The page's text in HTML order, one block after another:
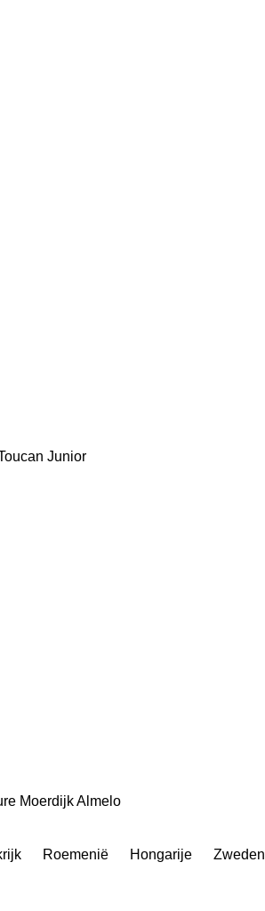
Junior
MoerdijkAlmelo
Roemenië Hongarije Zweden